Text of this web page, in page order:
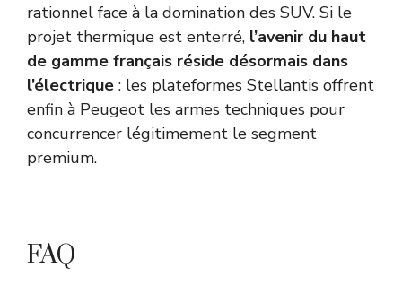
rationnel face à la domination des SUV. Si le
projet thermique est enterré, l’avenir du haut
de gamme français réside désormais dans
l’électrique : les plateformes Stellantis offrent
enfin à Peugeot les armes techniques pour
concurrencer légitimement le segment
premium.
FAQ